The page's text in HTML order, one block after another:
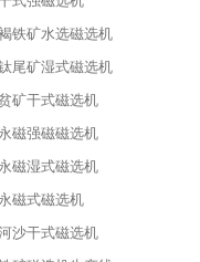
铁矿水选磁选机
尾矿湿式磁选机
矿干式磁选机
磁强磁磁选机
磁湿式磁选机
磁式磁选机
沙干式磁选机